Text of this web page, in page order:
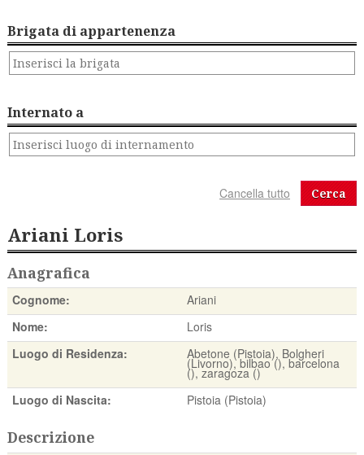
Brigata di appartenenza
Internato a
Cerca
Ariani Loris
Anagrafica
Cognome:
Ariani
Nome:
Loris
Luogo di Residenza:
Abetone (Pistoia), Bolgheri
(Livorno), bilbao (), barcelona
(), zaragoza ()
Luogo di Nascita:
Pistoia (Pistoia)
Descrizione